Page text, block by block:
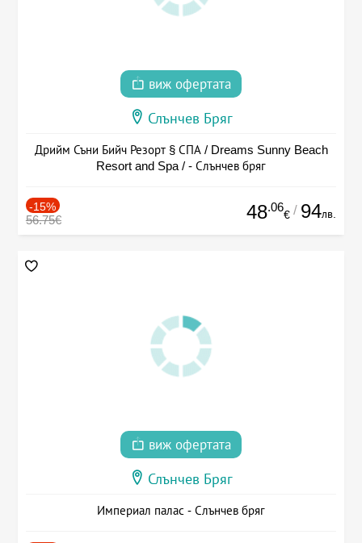
виж офертата
Слънчев Бряг
Дрийм Съни Бийч Резорт § СПА / Dreams Sunny Beach
Resort and Spa / - Слънчев бряг
-15%
56.75€ 48.06
€ / 94лв.
виж офертата
Слънчев Бряг
Империал палас - Слънчев бряг